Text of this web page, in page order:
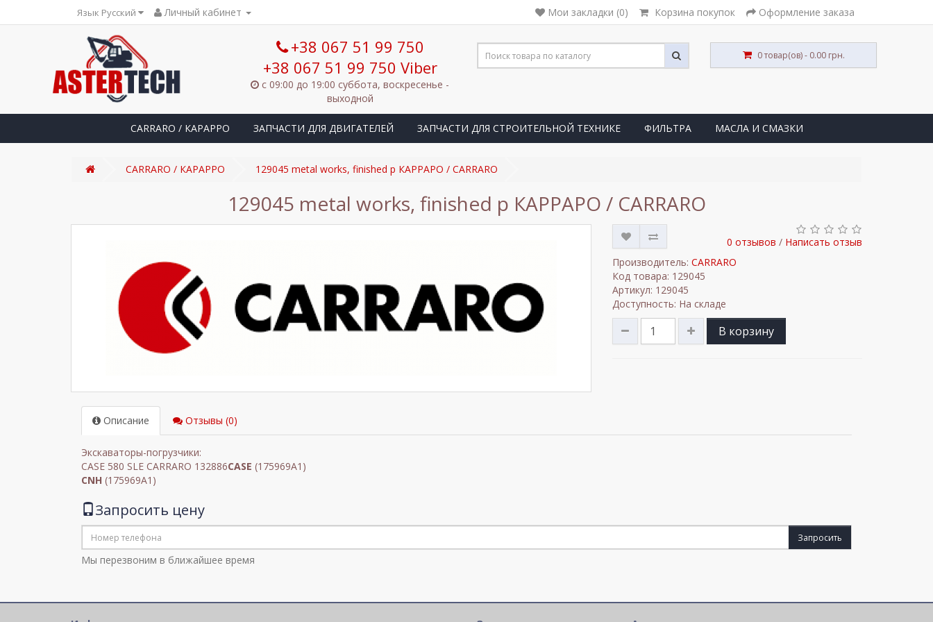
Язык Русский Личный кабинет Мои закладки (0) Корзина покупок Оформление заказа
+38 067 51 99 750
+38 067 51 99 750 Viber
с 09:00 до 19:00 суббота, воскресенье -
выходной
0 товар(ов) - 0.00 грн.
CARRARO / КАРАРРО ЗАПЧАСТИ ДЛЯ ДВИГАТЕЛЕЙ ЗАПЧАСТИ ДЛЯ СТРОИТЕЛЬНОЙ ТЕХНИКЕ ФИЛЬТРА МАСЛА И СМАЗКИ
CARRARO / КАРАРРО 129045 metal works, finished p КАРРАРО / CARRARO
129045 metal works, finished p КАРРАРО / CARRARO
0 отзывов / Написать отзыв
Производитель: CARRARO
Код товара: 129045
Артикул: 129045
Доступность: На складе
В корзину
Описание Отзывы (0)
Экскаваторы-погрузчики:
CASE 580 SLE CARRARO 132886CASE (175969A1)
CNH (175969A1)
Запросить цену
Запросить
Мы перезвоним в ближайшее время